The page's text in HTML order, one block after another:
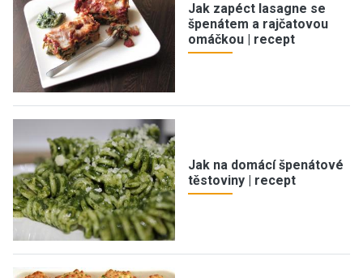
Jak zapéct lasagne se
špenátem a rajčatovou
omáčkou | recept
Jak na domácí špenátové
těstoviny | recept